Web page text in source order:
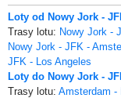
Loty od Nowy Jork -
Trasy lotu: Nowy Jork -
Nowy Jork - JFK -
JFK - Los Angeles
Loty do Nowy Jork -
Trasy lotu: Amsterdam -